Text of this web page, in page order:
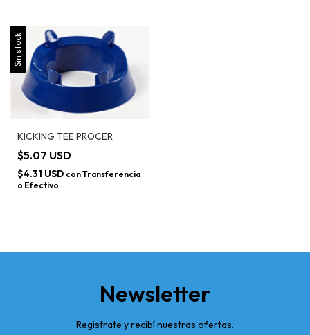
Sin stock
KICKING TEE PROCER
$5.07 USD
$4.31 USD conTransferencia
o Efectivo
Newsletter
Registrate y recibí nuestras ofertas.